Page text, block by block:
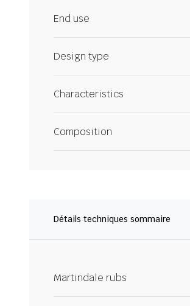
End use
Design type
Characteristics
Composition
Détails techniques sommaire
Martindale rubs